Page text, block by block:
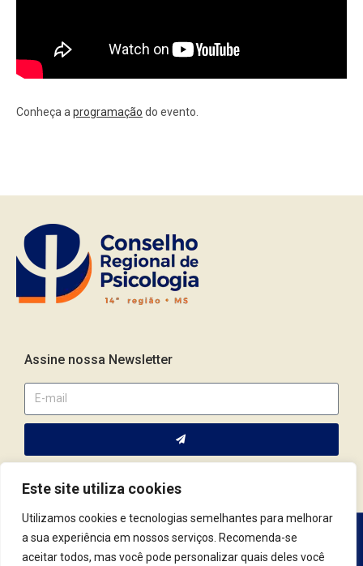
Este site utiliza cookies
Utilizamos cookies e tecnologias semelhantes para melhorar
a sua experiência em nossos serviços. Recomenda-se
aceitar todos, mas você pode personalizar quais deles você
Conheça a programação do evento.
Assine nossa Newsletter
Av. Fernando Corrêa da Costa, 2044 | Cep.: 79.004-311 | Campo
Grande / MS | (67) 3382.4801 | (67) 9123.7759